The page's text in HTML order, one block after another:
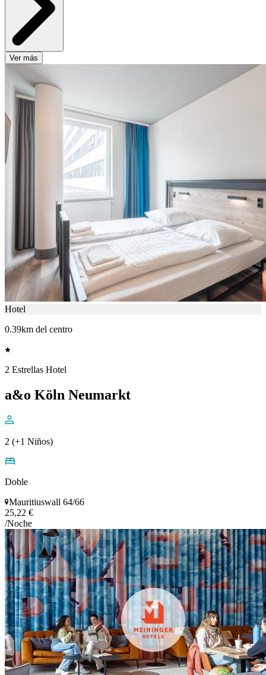
Ver más
Hotel
0.39km del centro
2 Estrellas Hotel
a&o Köln Neumarkt
2 (+1 Niños)
Doble
Mauritiuswall 64/66
25,22 €
/Noche